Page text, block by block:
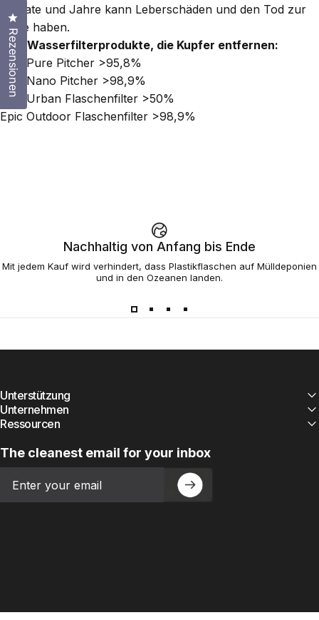
Monate und Jahre kann Leberschäden und den Tod zur
Folge haben.
Epic Wasserfilterprodukte, die Kupfer entfernen:
Epic Pure Pitcher >95,8%
Epic Nano Pitcher >98,9%
Epic Urban Flaschenfilter >50%
Epic Outdoor Flaschenfilter >98,9%
Nachhaltig von Anfang bis Ende
Mit jedem Kauf wird verhindert, dass Plastikflaschen auf Mülldeponien
und in den Ozeanen landen.
Unterstützung
Unternehmen
Ressourcen
The cleanest email for your inbox
Rezensionen
Klicken Sie, um den Bewertungsdialog zu öffnen